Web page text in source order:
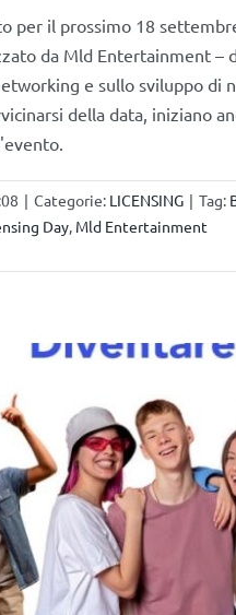
per il prossimo 18
da Mld Entertainment –
e sullo sviluppo di
della data, iniziano
| Categorie: LICENSING | Tag:
Day, Mld Entertainment